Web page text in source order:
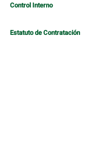
Control Interno
Estatuto de Contratación